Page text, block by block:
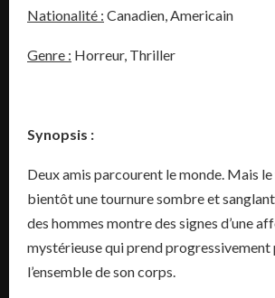
Nationalité : Canadien, Americain
Genre : Horreur, Thriller
Synopsis :
Deux amis parcourent le monde. Mais
bientôt une tournure sombre et
des hommes montre des signes d’une
mystérieuse qui prend progressivement
l’ensemble de son corps.